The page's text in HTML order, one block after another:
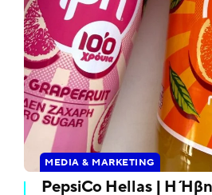
MEDIA & MARKETING
PepsiCo Hellas | Η Ήβη